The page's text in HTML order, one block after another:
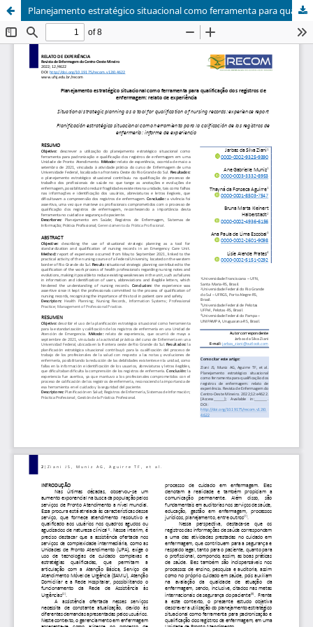
Planejamento estratégico situacional como ferramenta para qualificação dos registros de enfermagem: relato de experiência